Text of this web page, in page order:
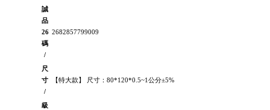
誠
品
26
碼
/
2682857799009
尺
寸
/
【特大款】 尺寸：80*120*0.5~1公分±5%
級